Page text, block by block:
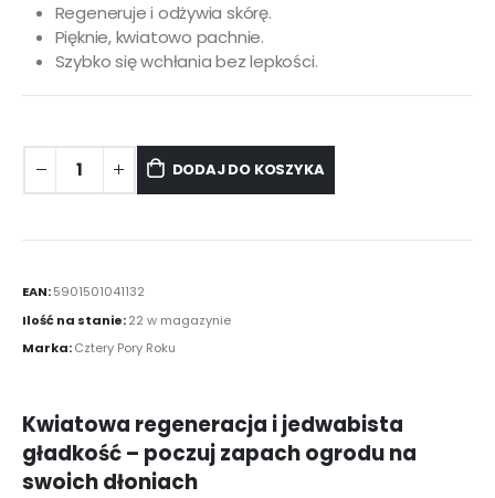
Regeneruje i odżywia skórę.
Pięknie, kwiatowo pachnie.
Szybko się wchłania bez lepkości.
DODAJ DO KOSZYKA
EAN:5901501041132
Ilość na stanie:22 w magazynie
Marka:Cztery Pory Roku
Kwiatowa regeneracja i jedwabista
gładkość – poczuj zapach ogrodu na
swoich dłoniach